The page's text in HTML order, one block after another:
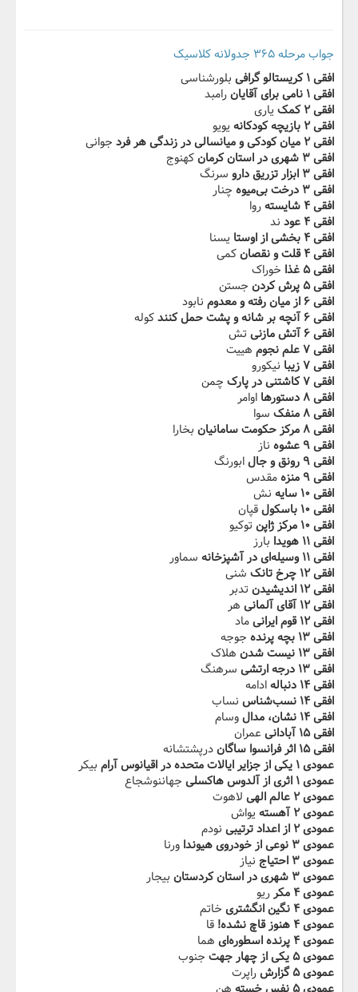
جواب مرحله ۳۶۵ جدولانه کلاسیک
افقی ۱ کریستالو گرافی
بلورشناسی
افقی ۱ نامی‬‫ برای آقایان‬‫
رامبد
افقی ۲ کمک
یاری
افقی ۲ بازیچه کودکانه‬‫
یویو
افقی ۲ میان کودکی و میانسالی در‬‫ زندگی هر فرد‬‫
جوانی
افقی ۳ شهری در استان کرمان‬‫
کهنوج
افقی ۳ ابزار تزریق دارو
سرنگ
افقی ۳ درخت‬‫ بی‌میوه‬‫
چنار
افقی ۴ شایسته
روا
افقی ۴ عود
ند
افقی ۴ بخشی از‬‫ اوستا
یسنا
افقی ۴ قلت و نقصان‬‫
کمی
افقی ۵ غذا
خوراک
افقی ۵ پرش کردن‬‫
جستن
افقی ۶ از میان رفته و معدوم
نابود
افقی ۶ ‬‫آنچه بر شانه و پشت حمل‬‫ کنند
کوله
افقی ۶ آتش مازنی‬‫
تش
افقی ۷ علم نجوم
هییت
افقی ۷ زیبا
نیکورو
افقی ۷ کاشتنی‬‫ در پارک‬‫
چمن
افقی ۸ دستورها
اوامر
افقی ۸ منفک
سوا
افقی ۸ مرکز‬ ‫حکومت سامانیان‬‫
بخارا
افقی ۹ عشوه
ناز
افقی ۹ رونق و جال
ابورنگ
افقی ۹ منزه‬‫
مقدس
افقی ۱۰ سایه
نش
افقی ۱۰ باسکول
قپان
افقی ۱۰ مرکز ژاپن‬‫
توکیو
افقی ۱۱ هویدا
بارز
افقی ۱۱ وسیله‌ای در آشپزخانه‬‫
سماور
افقی ۱۲ چرخ تانک
شنی
افقی ۱۲ اندیشیدن
تدبر
افقی ۱۲ آقای آلمانی
هر
افقی ۱۲ قوم ایرانی‬‫
ماد
افقی ۱۳ بچه پرنده
جوجه
افقی ۱۳ نیست شدن
هلاک
افقی ۱۳ درجه ارتشی‬‫
سرهنگ
افقی ۱۴ دنباله
ادامه
افقی ۱۴ نسب‌شناس
نساب
افقی ۱۴ نشان، مدال‬‫
وسام
افقی ۱۵ آبادانی
عمران
افقی ۱۵ اثر فرانسوا ساگان‬
درپشتشانه
عمودی ۱ یکی از جزایر ایالات متحده در اقیانوس آرام
بیکر
عمودی ۱ اثری از آلدوس هاکسلی‬‫
جهاننوشجاع
عمودی ۲ عالم الهی
لاهوت
عمودی ۲ آهسته
یواش
عمودی ۲ از اعداد ترتیبی‬‫
نودم
عمودی ۳ نوعی از خودروی هیوندا
ورنا
عمودی ۳ احتیاج
نیاز
عمودی ۳ شهری در استان کردستان‬‫
بیجار
عمودی ۴ مکر
ریو
عمودی ۴ نگین انگشتری
خاتم
عمودی ۴ هنوز قاچ نشده!
قا
عمودی ۴ پرنده اسطوره‌ای‬‫
هما
عمودی ۵ یکی از چهار جهت
جنوب
عمودی ۵ گزارش
راپرت